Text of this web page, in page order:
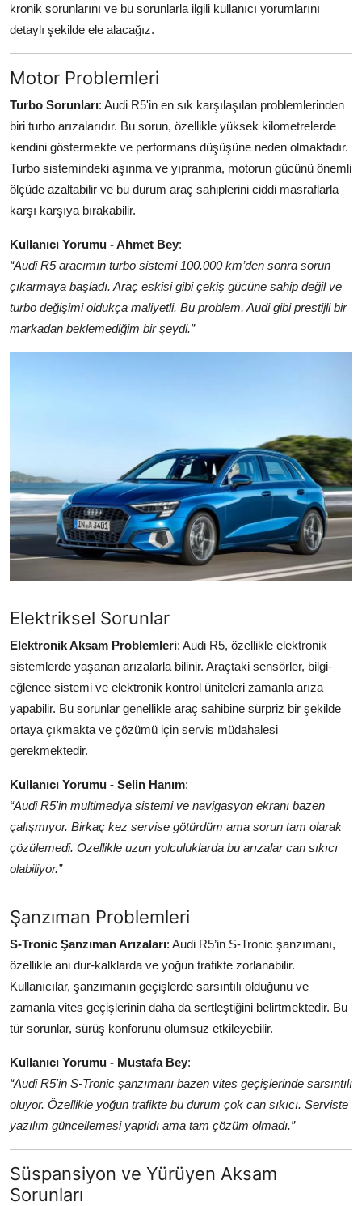
Şanzıman & Aktarma
Dizel Sistemler
Multimedya & Elektronik
kronik sorunlarını ve bu sorunlarla ilgili kullanıcı yorumlarını
detaylı şekilde ele alacağız.
Motor Problemleri
Turbo Sorunları: Audi R5'in en sık karşılaşılan problemlerinden
biri turbo arızalarıdır. Bu sorun, özellikle yüksek kilometrelerde
kendini göstermekte ve performans düşüşüne neden olmaktadır.
Turbo sistemindeki aşınma ve yıpranma, motorun gücünü önemli
ölçüde azaltabilir ve bu durum araç sahiplerini ciddi masraflarla
karşı karşıya bırakabilir.
Kullanıcı Yorumu - Ahmet Bey:
“Audi R5 aracımın turbo sistemi 100.000 km’den sonra sorun
çıkarmaya başladı. Araç eskisi gibi çekiş gücüne sahip değil ve
turbo değişimi oldukça maliyetli. Bu problem, Audi gibi prestijli bir
markadan beklemediğim bir şeydi.”
Elektriksel Sorunlar
Elektronik Aksam Problemleri: Audi R5, özellikle elektronik
sistemlerde yaşanan arızalarla bilinir. Araçtaki sensörler, bilgi-
eğlence sistemi ve elektronik kontrol üniteleri zamanla arıza
yapabilir. Bu sorunlar genellikle araç sahibine sürpriz bir şekilde
ortaya çıkmakta ve çözümü için servis müdahalesi
gerekmektedir.
Kullanıcı Yorumu - Selin Hanım:
“Audi R5'in multimedya sistemi ve navigasyon ekranı bazen
çalışmıyor. Birkaç kez servise götürdüm ama sorun tam olarak
çözülemedi. Özellikle uzun yolculuklarda bu arızalar can sıkıcı
olabiliyor.”
Şanzıman Problemleri
S-Tronic Şanzıman Arızaları: Audi R5’in S-Tronic şanzımanı,
özellikle ani dur-kalklarda ve yoğun trafikte zorlanabilir.
Kullanıcılar, şanzımanın geçişlerde sarsıntılı olduğunu ve
zamanla vites geçişlerinin daha da sertleştiğini belirtmektedir. Bu
tür sorunlar, sürüş konforunu olumsuz etkileyebilir.
Kullanıcı Yorumu - Mustafa Bey:
“Audi R5'in S-Tronic şanzımanı bazen vites geçişlerinde sarsıntılı
oluyor. Özellikle yoğun trafikte bu durum çok can sıkıcı. Serviste
yazılım güncellemesi yapıldı ama tam çözüm olmadı.”
Süspansiyon ve Yürüyen Aksam
Sorunları